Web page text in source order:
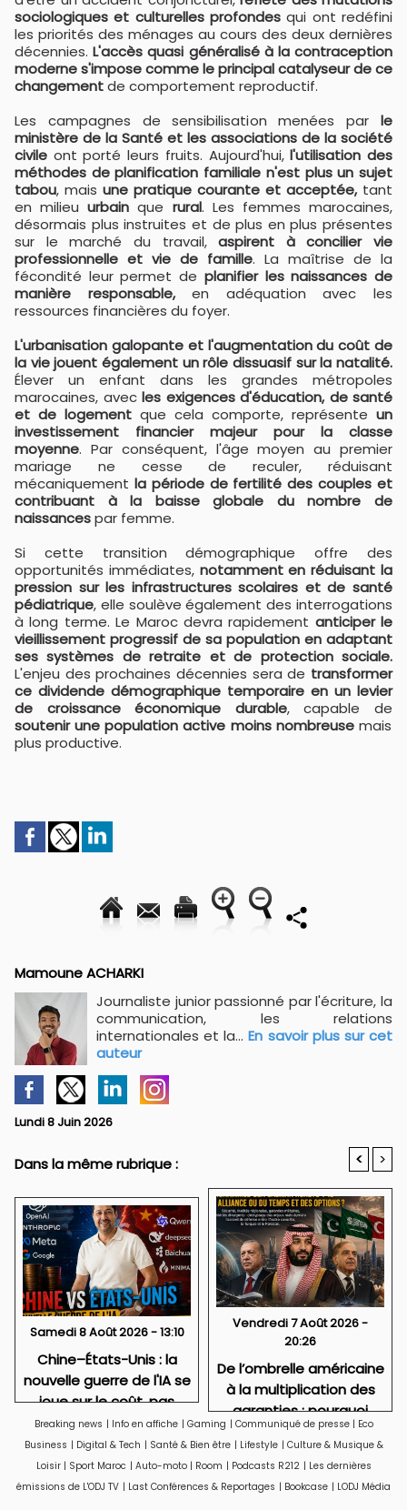
sociologiques et culturelles profondes qui ont redéfini
les priorités des ménages au cours des deux dernières
décennies. L'accès quasi généralisé à la contraception
moderne s'impose comme le principal catalyseur de ce
changementde comportement reproductif.
Les campagnes de sensibilisation menées par le
ministère de la Santé et les associations de la société
civile ont porté leurs fruits. Aujourd'hui,l'utilisation des
méthodes de planification familiale n'est plus un sujet
tabou, mais une pratique courante et acceptée,tant
en milieuurbainque rural. Les femmes marocaines,
désormais plus instruites et de plus en plus présentes
sur le marché du travail,aspirent à concilier vie
professionnelle et vie de famille. La maîtrise de la
fécondité leur permet de planifier les naissances de
manière responsable,en adéquation avec les
ressources financières du foyer.
L'urbanisation galopante et l'augmentation du coût de
la vie jouent également un rôle dissuasif sur la natalité.
Élever un enfant dans les grandes métropoles
marocaines, avecles exigences d'éducation, de santé
et de logement que cela comporte, représente un
investissement financier majeur pour la classe
moyenne. Par conséquent, l'âge moyen au premier
mariage ne cesse de reculer, réduisant
mécaniquement la période de fertilité des couples et
contribuant à la baisse globale du nombre de
naissancespar femme.
Si cette transition démographique offre des
opportunités immédiates,notamment en réduisant la
pression sur les infrastructures scolaires et de santé
pédiatrique, elle soulève également des interrogations
à long terme. Le Maroc devra rapidement anticiper le
vieillissement progressif de sa population en adaptant
ses systèmes de retraite et de protection sociale.
L'enjeu des prochaines décennies sera de transformer
ce dividende démographique temporaire en un levier
de croissance économique durable, capable de
soutenir une population active moins nombreuse mais
plus productive.
Mamoune ACHARKI
Journaliste junior passionné par l'écriture, la
communication, les relations
internationales et la...En savoir plus sur cet
auteur
Lundi 8 Juin 2026
Dans la même rubrique : < >
Samedi 8 Août 2026 - 13:10
Chine–États-Unis : la
nouvelle guerre de l'IA se
joue sur le coût, pas
seulement sur
l'intelligence..
Vendredi 7 Août 2026 -
20:26
De l’ombrelle américaine
à la multiplication des
garanties : pourquoi
Riyad a besoin de
l’accord de La Mecque
Breaking news | Info en affiche | Gaming | Communiqué de presse | Eco
Business | Digital & Tech | Santé & Bien être | Lifestyle | Culture & Musique &
Loisir | Sport Maroc | Auto-moto | Room | Podcasts R212 | Les dernières
émissions de L'ODJ TV | Last Conférences & Reportages | Bookcase | LODJ Média